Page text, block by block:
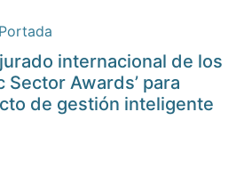
Portada
internacional de los
Sector Awards’ para
de gestión inteligente